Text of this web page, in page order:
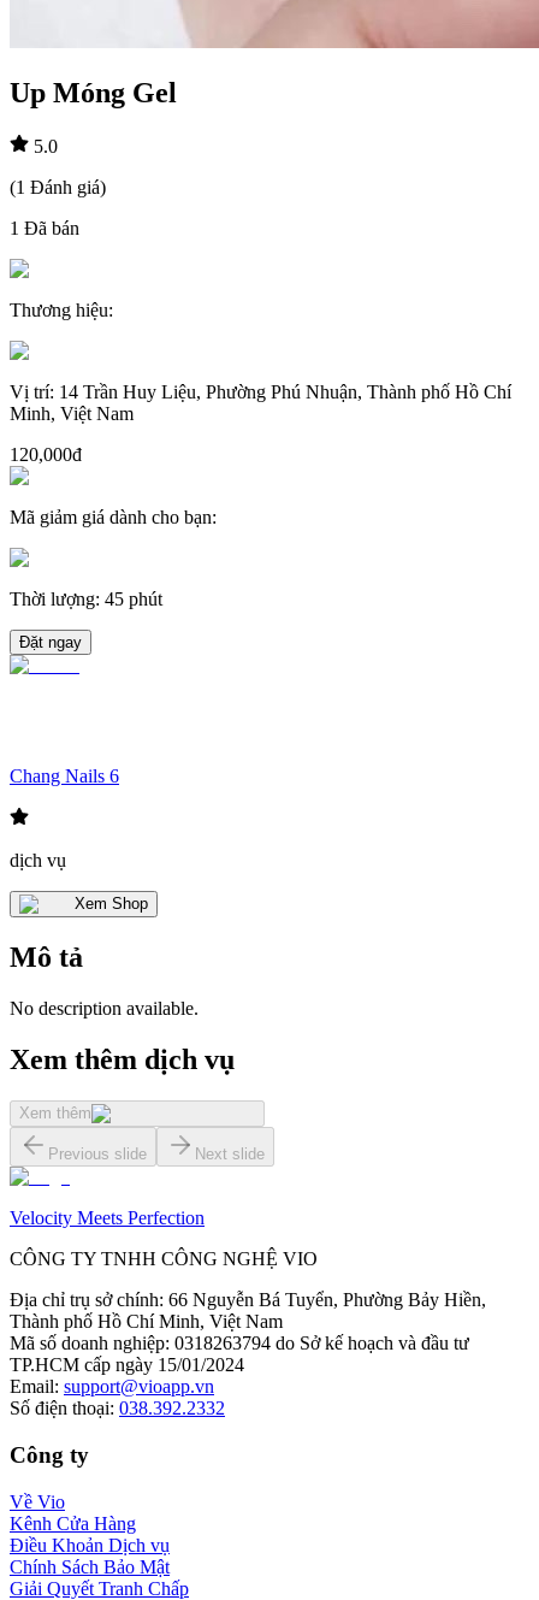
Up Móng Gel
5.0
(1 Đánh giá)
1 Đã bán
Thương hiệu:
Vị trí: 14 Trần Huy Liệu, Phường Phú Nhuận, Thành phố Hồ Chí
Minh, Việt Nam
120,000đ
Mã giảm giá dành cho bạn:
Thời lượng: 45 phút
Đặt ngay
Chang Nails 6
dịch vụ
Xem Shop
Mô tả
No description available.
Xem thêm dịch vụ
Xem thêm
Previous slide Next slide
Velocity Meets Perfection
CÔNG TY TNHH CÔNG NGHỆ VIO
Địa chỉ trụ sở chính: 66 Nguyễn Bá Tuyển, Phường Bảy Hiền,
Thành phố Hồ Chí Minh, Việt Nam
Mã số doanh nghiệp: 0318263794 do Sở kế hoạch và đầu tư
TP.HCM cấp ngày 15/01/2024
Email: support@vioapp.vn
Số điện thoại: 038.392.2332
Công ty
Về Vio
Kênh Cửa Hàng
Điều Khoản Dịch vụ
Chính Sách Bảo Mật
Giải Quyết Tranh Chấp